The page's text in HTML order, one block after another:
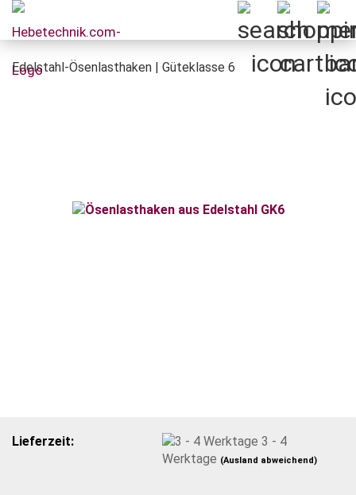
Edelstahl-Ösenlasthaken | Güteklasse 6
Lieferzeit:
3 - 4
Werktage (Ausland abweichend)